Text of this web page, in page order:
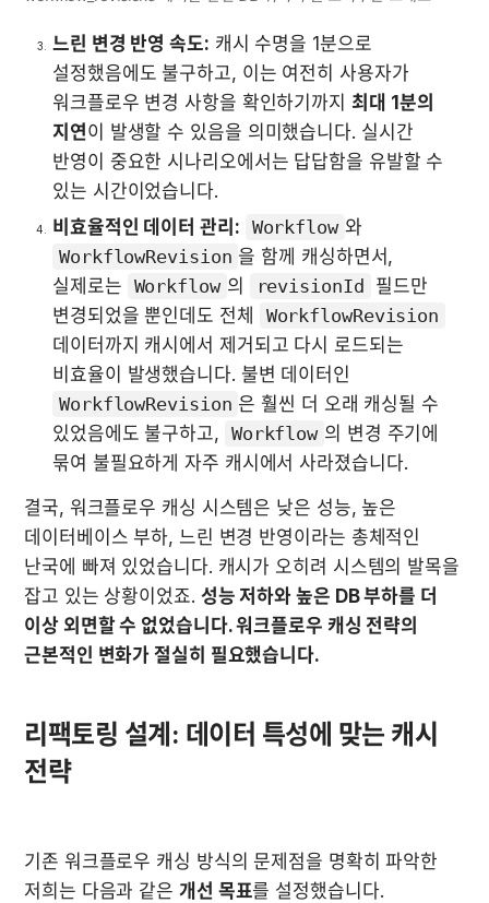
느린 변경 반영 속도: 캐시 수명을 1분으로
설정했음에도 불구하고, 이는 여전히 사용자가
워크플로우 변경 사항을 확인하기까지 최대 1분의
지연이 발생할 수 있음을 의미했습니다. 실시간
반영이 중요한 시나리오에서는 답답함을 유발할 수
있는 시간이었습니다.
비효율적인 데이터 관리: Workflow
WorkflowRevision 을 함께 캐싱하면서,
실제로는 Workflow 의 revisionId 필드만
변경되었을 뿐인데도 전체
WorkflowRevision
데이터까지 캐시에서 제거되고 다시 로드되는
WorkflowRevision 은 훨씬 더 오래 캐싱될 수
있었음에도 불구하고, Workflow 의 변경 주기에
묶여 불필요하게 자주 캐시에서 사라졌습니다.
결국, 워크플로우 캐싱 시스템은 낮은 성능, 높은
데이터베이스 부하, 느린 변경 반영이라는 총체적인
난국에 빠져 있었습니다. 캐시가 오히려 시스템의 발목을
잡고 있는 상황이었죠. 성능 저하와 높은 DB 부하를 더
이상 외면할 수 없었습니다. 워크플로우 캐싱 전략의
근본적인 변화가 절실히 필요했습니다.
리팩토링 설계: 데이터 특성에 맞는 캐시
전략
기존 워크플로우 캐싱 방식의 문제점을 명확히 파악한
저희는 다음과 같은 개선 목표를 설정했습니다.